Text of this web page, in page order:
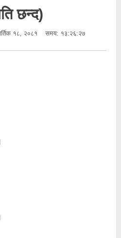
छन्द)
१८, २०८१ समय: १३:२६:२७